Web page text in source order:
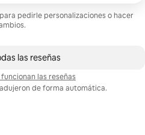
postizas, sellado para todo el día, y
al finalizar.
pedirle personalizaciones o hacer
sobre la base de 2 reseñas
las reseñas
las reseñas
de forma automática.